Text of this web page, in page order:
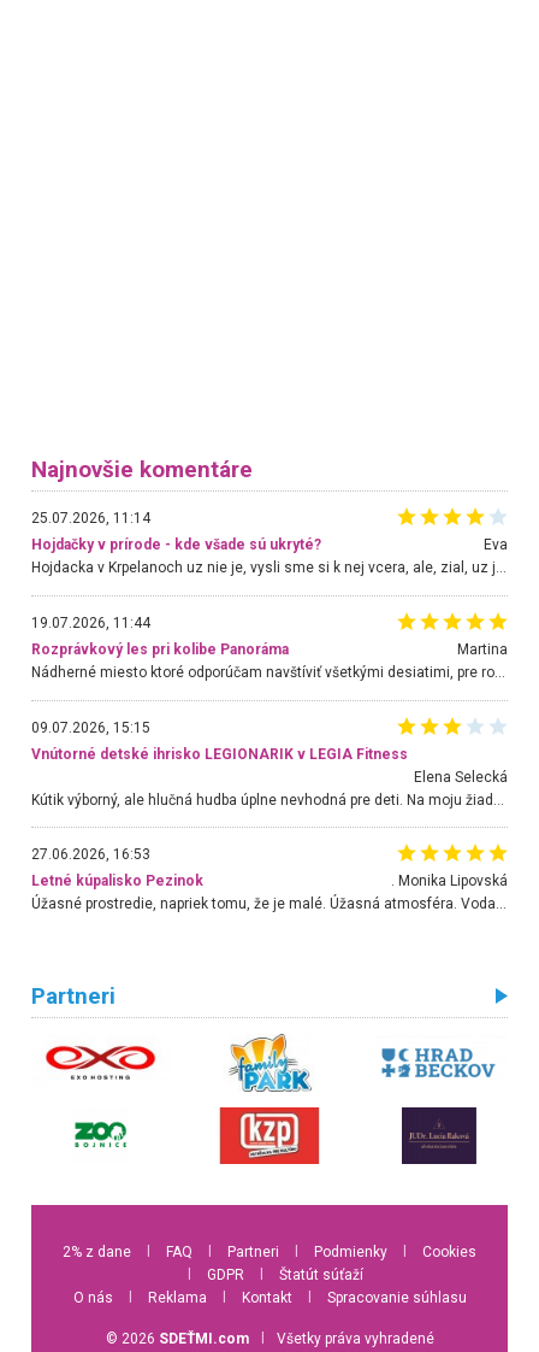
Najnovšie komentáre
25.07.2026, 11:14
Hojdačky v prírode - kde všade sú ukryté?
Eva
Hojdacka v Krpelanoch uz nie je, vysli sme si k nej vcera, ale, zial, uz je znicena. Ak sem planujete cestu len kvoli hojdacke, mozete si ju usetrit. Krasny vyhlad je tu vsak aj bez hojdacky :-)
19.07.2026, 11:44
Rozprávkový les pri kolibe Panoráma
Martina
Nádherné miesto ktoré odporúčam navštíviť všetkými desiatimi, pre rodiny s deťmi, dôchodcom... Proste a jednoducho ozaj rozprávkový les.. určite ešte prídeme. Odniesli sme si na pamiatku krásne tričká,
09.07.2026, 15:15
Vnútorné detské ihrisko LEGIONARIK v LEGIA Fitness
Elena Selecká
27.06.2026, 16:53
Letné kúpalisko Pezinok
. Monika Lipovská
Úžasné prostredie, napriek tomu, že je malé. Úžasná atmosféra. Voda fantastická a nádherná. Ľudí je pomerne veľa, ale su mili a ohľaduplní. Je veľmi zaujímavé sledovať, ako dokážu spolu športovať cudzí ľudia a bez ohľadu na vek. Vládne tu pohoda. Vnuka neviem dostať z vody. Ďakujem za krásny deň . Urcite sa sem vrátim. Jediný problém je s parkovaním, ale aj ten sa mi podarilo vyriešiť. Monika Bratislava
Partneri
2% z dane FAQ Partneri Podmienky
Cookies
GDPR
Štatút súťaží
O nás
Reklama Kontakt Spracovanie súhlasu
© 2026 SDEŤMI.com Všetky práva vyhradené